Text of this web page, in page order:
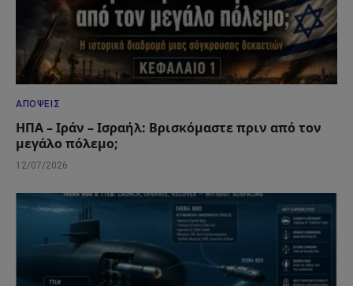
ΑΠΌΨΕΙΣ
ΗΠΑ – Ιράν – Ισραήλ: Βρισκόμαστε πριν από τον
μεγάλο πόλεμο;
12/07/2026